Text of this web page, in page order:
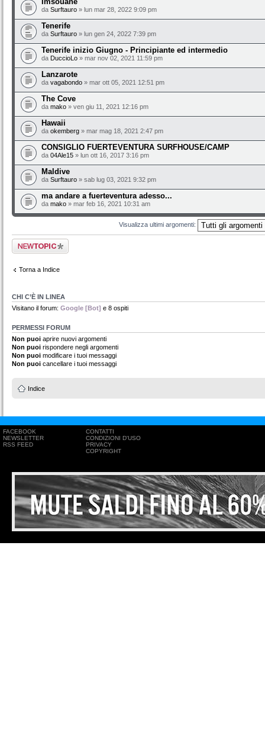
da Surftauro » lun mar 28, 2022 9:09 pm
Tenerife
da Surftauro » lun gen 24, 2022 7:39 pm
Tenerife inizio Giugno - Principiante ed intermedio
da DuccioLo » mar nov 02, 2021 11:59 pm
Lanzarote
da vagabondo » mar ott 05, 2021 12:51 pm
The Cove
da mako » ven giu 11, 2021 12:16 pm
Hawaii
da okemberg » mar mag 18, 2021 2:47 pm
CONSIGLIO FUERTEVENTURA SURFHOUSE/CAMP
da 04Ale15 » lun ott 16, 2017 3:16 pm
Maldive
da Surftauro » sab lug 03, 2021 9:32 pm
ma andare a fuerteventura adesso...
da mako » mar feb 16, 2021 10:31 am
Visualizza ultimi argomenti:
Scrivi un nuovo
argomento
Torna a Indice
CHI C’È IN LINEA
Visitano il forum: Google [Bot] e 8 ospiti
PERMESSI FORUM
Non puoi aprire nuovi argomenti
Non puoi rispondere negli argomenti
Non puoi modificare i tuoi messaggi
Non puoi cancellare i tuoi messaggi
Indice
FACEBOOK
NEWSLETTER
RSS FEED
CONTATTI
CONDIZIONI D'USO
PRIVACY
COPYRIGHT